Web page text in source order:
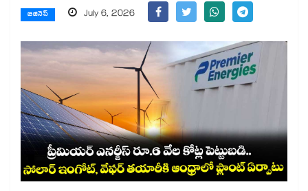
బిజినెస్ July 6, 2026